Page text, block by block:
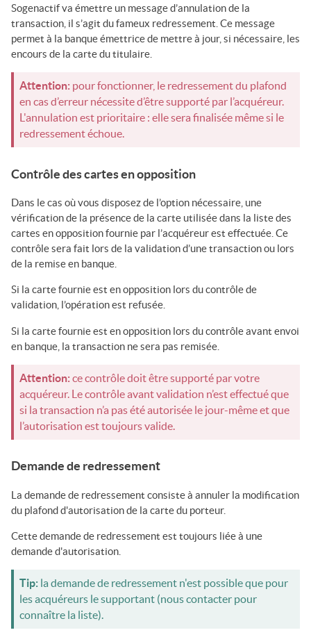
Sogenactifva émettre un message d’annulation de la
transaction, il s’agit du fameux redressement. Ce message
permet à la banque émettrice de mettre à jour, si nécessaire, les
encours de la carte du titulaire.
Attention: pour fonctionner, le redressement du plafond
en cas d’erreur nécessite d’être supporté par l’acquéreur.
L'annulation est prioritaire : elle sera finalisée même si le
redressement échoue.
Contrôle des cartes en opposition
Dans le cas où vous disposez de l’option nécessaire, une
vérification de la présence de la carte utilisée dans la liste des
cartes en opposition fournie par l’acquéreur est effectuée. Ce
contrôle sera fait lors de la validation d’une transaction ou lors
de la remise en banque.
Si la carte fournie est en opposition lors du contrôle de
validation, l’opération est refusée.
Si la carte fournie est en opposition lors du contrôle avant envoi
en banque, la transaction ne sera pas remisée.
Attention: ce contrôle doit être supporté par votre
acquéreur. Le contrôle avant validation n’est effectué que
si la transaction n’a pas été autorisée le jour-même et que
l’autorisation est toujours valide.
Demande de redressement
La demande de redressement consiste à annuler la modification
du plafond d'autorisation de la carte du porteur.
Cette demande de redressement est toujours liée à une
demande d'autorisation.
Tip: la demande de redressement n'est possible que pour
les acquéreurs le supportant (nous contacter pour
connaître la liste).